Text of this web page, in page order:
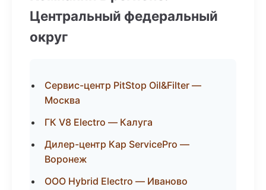
Центральный федеральный
округ
Сервис-центр PitStop Oil&Filter —
Москва
ГК V8 Electro — Калуга
Дилер-центр Кар ServicePro —
Воронеж
ООО Hybrid Electro — Иваново